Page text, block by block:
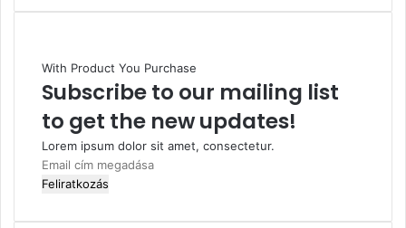
With Product You Purchase
Subscribe to our mailing list
to get the new updates!
Lorem ipsum dolor sit amet, consectetur.
Email
cím